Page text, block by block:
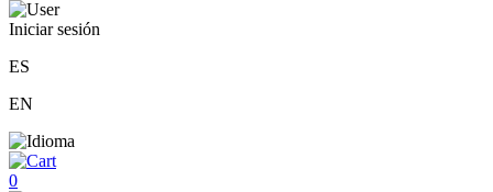
Iniciar sesión
ES
EN
0